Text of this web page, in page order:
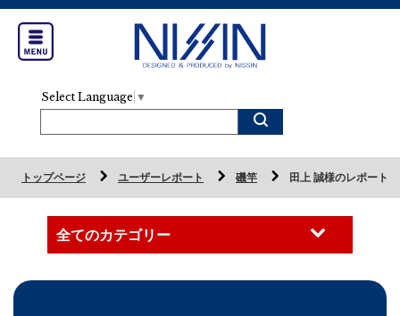
Select Language ▼
トップページ ユーザーレポート 磯竿 田上 誠様のレポート